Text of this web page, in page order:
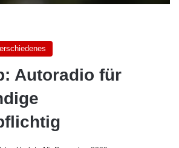
Autoradio für